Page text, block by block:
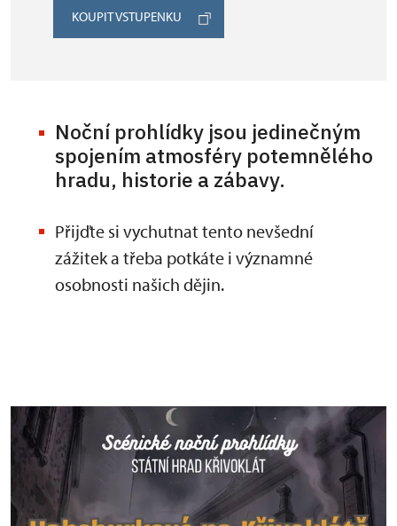
KOUPIT VSTUPENKU
Noční prohlídky jsou jedinečným
spojením atmosféry potemnělého
hradu, historie a zábavy.
Přijďte si vychutnat tento nevšední
zážitek a třeba potkáte i významné
osobnosti našich dějin.